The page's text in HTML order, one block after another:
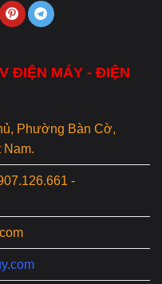
ĐIỆN MÁY - ĐIỆN
Phường Bàn Cờ,
Nam.
-